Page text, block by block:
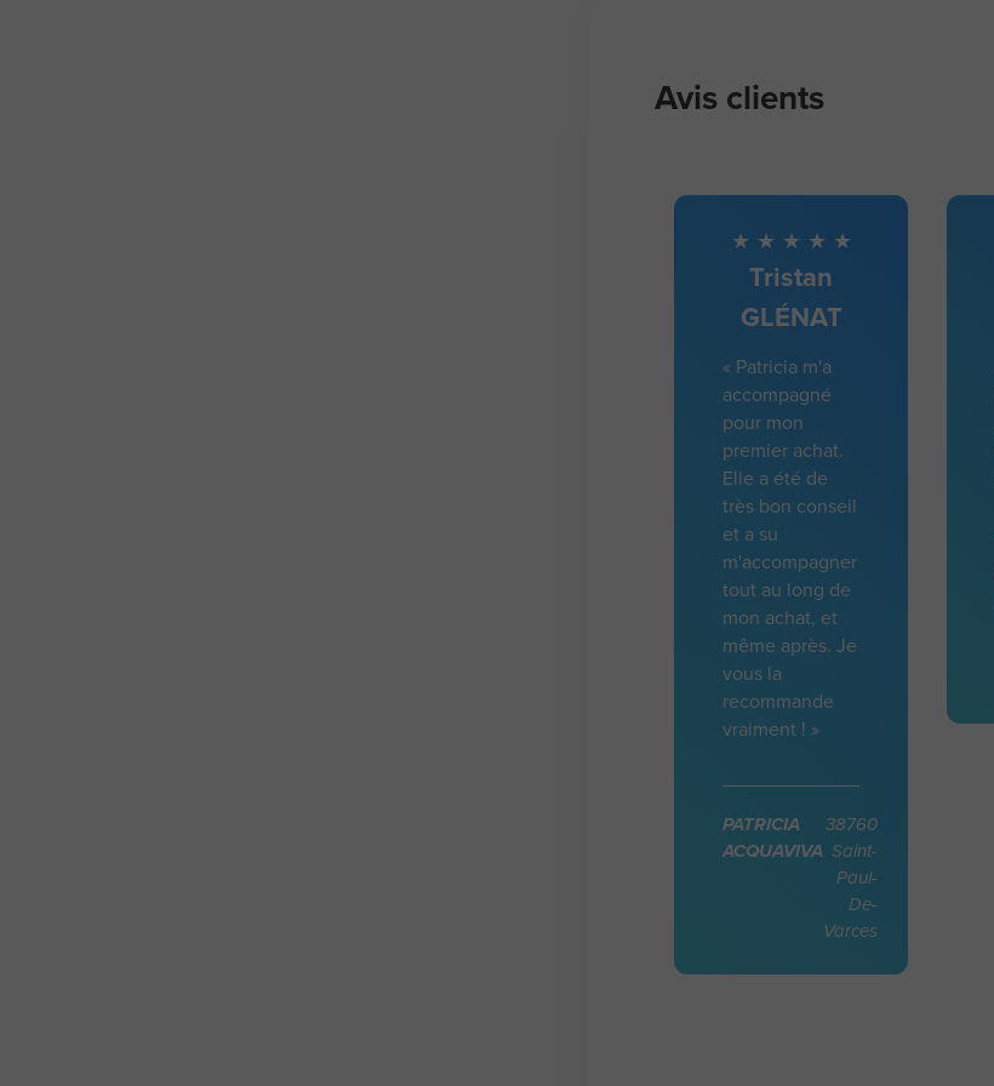
Avis clients
Tristan
GLÉNAT
« Patricia m'a
accompagné
pour mon
premier achat.
Elle a été de
très bon conseil
et a su
m'accompagner
tout au long de
mon achat, et
même après. Je
vous la
recommande
vraiment ! »
PATRICIA
ACQUAVIVA
38760
Saint-
Paul-
De-
Varces